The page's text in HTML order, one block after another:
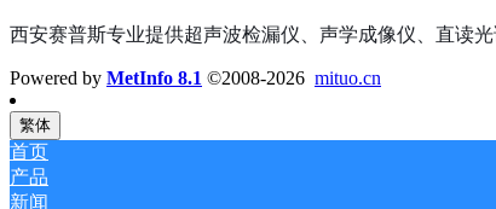
西安赛普斯专业提供超声波检漏仪、声学成像仪、直读
Powered by MetInfo 8.1 ©2008-2026 mituo.cn
繁体
首页
产品
新闻